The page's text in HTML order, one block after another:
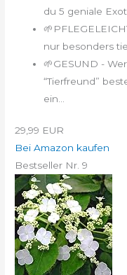
du 5 geniale
nur besonders
🌱GESUND -
“Tierfreund”
ein...
29,99 EUR
Bei Amazon kaufen
Bestseller Nr. 9